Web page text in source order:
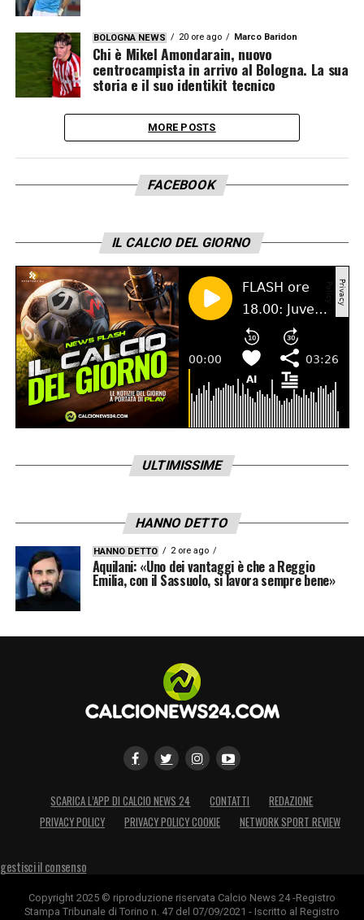
BOLOGNA NEWS 20 ore ago Marco Baridon
Chi è Mikel Amondarain, nuovo
centrocampista in arrivo al Bologna. La sua
storia e il suo identikit tecnico
MORE POSTS
FACEBOOK
IL CALCIO DEL GIORNO
ULTIMISSIME
HANNO DETTO
HANNO DETTO 2 ore ago
Aquilani: «Uno dei vantaggi è che a Reggio
Emilia, con il Sassuolo, si lavora sempre bene»
SCARICA L’APP DI CALCIO NEWS 24 CONTATTI
REDAZIONE
PRIVACY POLICY
PRIVACY POLICY COOKIE NETWORK SPORT REVIEW
gestisci il consenso
Copyright 2025 © riproduzione riservata Calcio News 24 -Registro
Stampa Tribunale di Torino n. 47 del 07/09/2021 - Iscritto al Registro